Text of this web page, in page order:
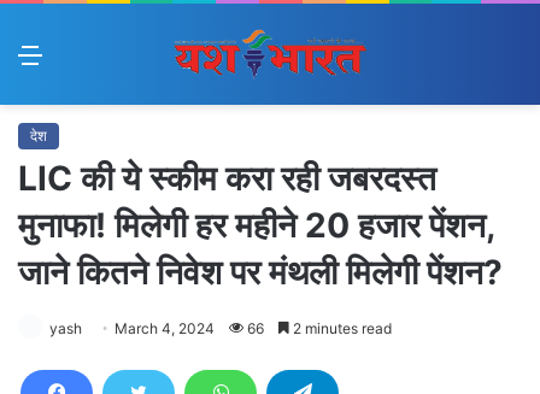
Menu
देश
LIC की ये स्कीम करा रही जबरदस्त
मुनाफा! मिलेगी हर महीने 20 हजार पेंशन,
जाने कितने निवेश पर मंथली मिलेगी पेंशन?
yash March 4, 2024 66 2 minutes read